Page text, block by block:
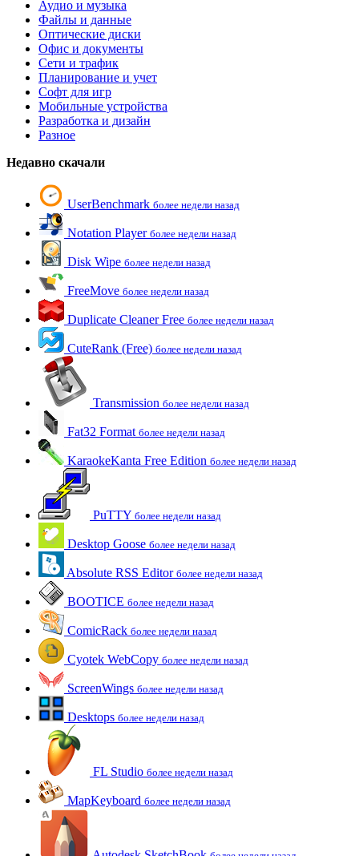
Аудио и музыка
Файлы и данные
Оптические диски
Офис и документы
Сети и трафик
Планирование и учет
Софт для игр
Мобильные устройства
Разработка и дизайн
Разное
Недавно скачали
UserBenchmark более недели назад
Notation Player более недели назад
Disk Wipe более недели назад
FreeMove более недели назад
Duplicate Cleaner Free более недели назад
CuteRank (Free) более недели назад
Transmission более недели назад
Fat32 Format более недели назад
KaraokeKanta Free Edition более недели назад
PuTTY более недели назад
Desktop Goose более недели назад
Absolute RSS Editor более недели назад
BOOTICE более недели назад
ComicRack более недели назад
Cyotek WebCopy более недели назад
ScreenWings более недели назад
Desktops более недели назад
FL Studio более недели назад
MapKeyboard более недели назад